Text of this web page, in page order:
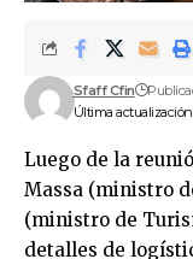
Última actualización:
Sfaff Cfin
Luego de la
Massa (ministro
(ministro de
detalles de